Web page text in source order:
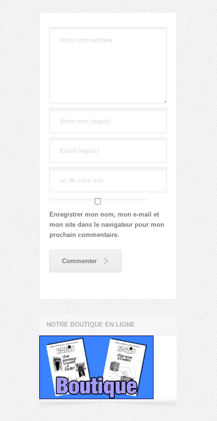
Enregistrer mon nom, mon e-mail et
mon site dans le navigateur pour mon
prochain commentaire.
Commenter
NOTRE BOUTIQUE EN LIGNE